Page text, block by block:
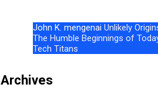
John K. mengenai Unlikely
The Humble Beginnings of
Tech Titans
Archives